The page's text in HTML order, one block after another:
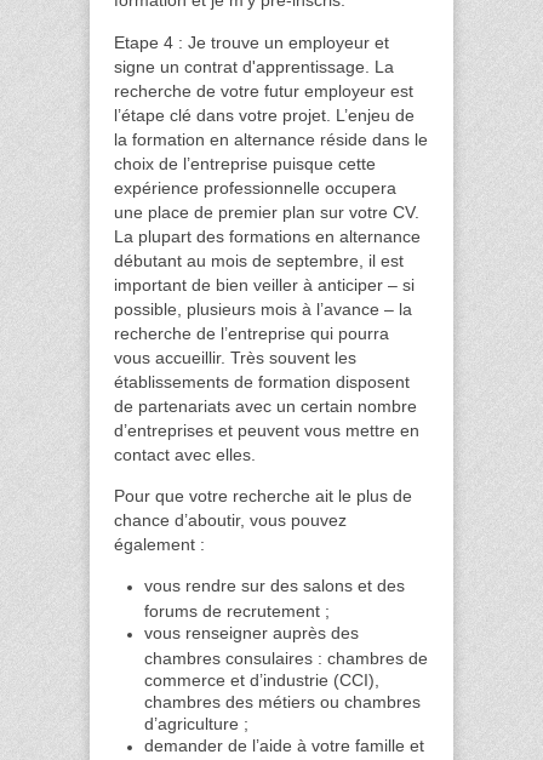
Etape 4 : Je trouve un employeur et
signe un contrat d'apprentissage. La
recherche de votre futur employeur est
l’étape clé dans votre projet. L’enjeu de
la formation en alternance réside dans le
choix de l’entreprise puisque cette
expérience professionnelle occupera
une place de premier plan sur votre CV.
La plupart des formations en alternance
débutant au mois de septembre, il est
important de bien veiller à anticiper – si
possible, plusieurs mois à l’avance – la
recherche de l’entreprise qui pourra
vous accueillir. Très souvent les
établissements de formation disposent
de partenariats avec un certain nombre
d’entreprises et peuvent vous mettre en
contact avec elles.
Pour que votre recherche ait le plus de
chance d’aboutir, vous pouvez
également :
vous rendre sur des salons et des
forums de recrutement ;
vous renseigner auprès des
chambres consulaires : chambres de
commerce et d’industrie (CCI),
chambres des métiers ou chambres
d’agriculture ;
demander de l’aide à votre famille et